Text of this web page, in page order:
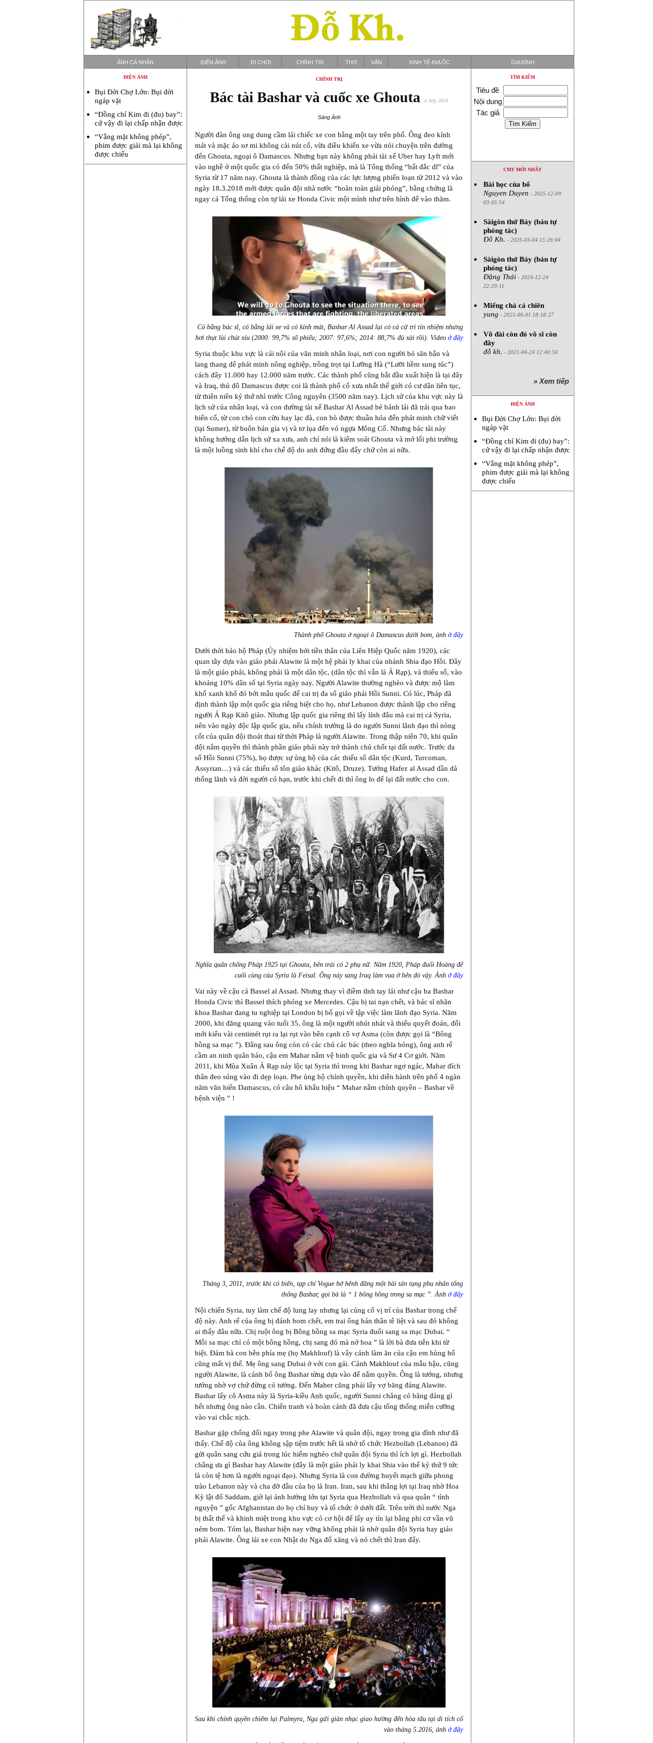
ẢNH CÁ NHÂN ĐIỆN ẢNH ĐI CHƠI CHÍNH TRỊ THƠ VĂN KINH TẾ-ĐỊA ỐC GIA ĐÌNH
ĐIỆN ẢNH
Bụi Đời Chợ Lớn: Bụi đời
ngáp vặt
“Đồng chí Kim đi (đu) bay”:
cứ vậy đi lại chấp nhận được
“Vắng mặt không phép”,
phim được giải mà lại không
được chiếu
CHÍNH TRỊ
Bác tài Bashar và cuốc xe Ghouta 4 July, 2024
Sáng Ánh
Người đàn ông ung dung cầm lái chiếc xe con bằng một tay trên phố. Ông đeo kính
mát và mặc áo sơ mi không cài nút cổ, vừa điều khiển xe vừa nói chuyện trên đường
đến Ghouta, ngoại ô Damascus. Nhưng bạn này không phải tài xế Uber hay Lyft mới
vào nghề ở một quốc gia có đến 50% thất nghiệp, mà là Tổng thống “bất đắc dĩ” của
Syria từ 17 năm nay. Ghouta là thành đồng của các lực lượng phiến loạn từ 2012 và vào
ngày 18.3.2018 mới được quân đội nhà nước “hoàn toàn giải phóng”, bằng chứng là
ngay cả Tổng thống còn tự lái xe Honda Civic một mình như trên hình để vào thăm.
Có bằng bác sĩ, có bằng lái xe và có kính mát, Bashar Al Assad lại có cả cử tri tín nhiệm nhưng
hơi thụt lùi chút xíu (2000: 99,7% số phiếu; 2007: 97,6%; 2014: 88,7% đủ xài rồi). Video ở đây
Syria thuộc khu vực là cái nôi của văn minh nhân loại, nơi con người bỏ săn bắn và
lang thang để phát minh nông nghiệp, trồng trọt tại Lưỡng Hà (“Lưỡi liềm sung túc”)
cách đây 11.000 hay 12.000 năm trước. Các thành phố cũng bắt đầu xuất hiện là tại đây
và Iraq, thủ đô Damascus được coi là thành phố cổ xưa nhất thế giới có cư dân liên tục,
từ thiên niên kỷ thứ nhì trước Công nguyên (3500 năm nay). Lịch sử của khu vực này là
lịch sử của nhân loại, và con đường tài xế Bashar Al Assad bẻ bánh lái đã trải qua bao
biến cố, từ con chó con cừu hay lạc đà, con bò được thuần hóa đến phát minh chữ viết
(tại Sumer), từ buôn bán gia vị và tơ lụa đến vó ngựa Mông Cổ. Nhưng bác tài này
không hướng dẫn lịch sử xa xưa, anh chỉ nói là kiểm soát Ghouta và mở lối phi trường
là một luồng sinh khí cho chế độ do anh đứng đầu đấy chứ còn ai nữa.
Thành phố Ghouta ở ngoại ô Damascus dưới bom, ảnh ở đây
Dưới thời bảo hộ Pháp (Ủy nhiệm bởi tiền thân của Liên Hiệp Quốc năm 1920), các
quan tây dựa vào giáo phái Alawite là một hệ phái ly khai của nhánh Shia đạo Hồi. Đây
là một giáo phái, không phải là một dân tộc, (dân tộc thì vẫn là Ả Rạp), và thiểu số, vào
khoảng 10% dân số tại Syria ngày nay. Người Alawite thường nghèo và được mộ làm
khố xanh khố đỏ bởi mẫu quốc để cai trị đa số giáo phái Hồi Sunni. Có lúc, Pháp đã
định thành lập một quốc gia riêng biệt cho họ, như Lebanon được thành lập cho riêng
người Ả Rạp Kitô giáo. Nhưng lập quốc gia riêng thì lấy lính đâu mà cai trị cả Syria,
nên vào ngày độc lập quốc gia, nếu chính trường là do người Sunni lãnh đạo thì nòng
cốt của quân đội thoát thai từ thời Pháp là người Alawite. Trong thập niên 70, khi quân
đội nắm quyền thì thành phần giáo phái này trở thành chủ chốt tại đất nước. Trước đa
số Hồi Sunni (75%), họ được sự ủng hộ của các thiểu số dân tộc (Kurd, Turcoman,
Assyrian…) và các thiểu số tôn giáo khác (Kitô, Druze). Tướng Hafez al Assad dần dà
thống lãnh và đời người có hạn, trước khi chết đi thì ông lo để lại đất nước cho con.
Nghĩa quân chống Pháp 1925 tại Ghouta, bên trái có 2 phụ nữ. Năm 1920, Pháp đuổi Hoàng đế
cuối cùng của Syria là Feisal. Ông này sang Iraq làm vua ở bên đó vậy. Ảnh ở đây
Vai này về cậu cả Bassel al Assad. Nhưng thay vì điềm tĩnh tay lái như cậu ba Bashar
Honda Civic thì Bassel thích phóng xe Mercedes. Cậu bị tai nạn chết, và bác sĩ nhãn
khoa Bashar đang tu nghiệp tại London bị bố gọi về tập việc làm lãnh đạo Syria. Năm
2000, khi đăng quang vào tuổi 35, ông là một người nhút nhát và thiếu quyết đoán, đổi
mới kiểu vài centimét rụt ra lại rụt vào bên cạnh cô vợ Asma (còn được gọi là “Bông
hồng sa mạc ”). Đằng sau ông còn có các chú các bác (theo nghĩa bóng), ông anh rể
cầm an ninh quân báo, cậu em Mahar nắm vệ binh quốc gia và Sư 4 Cơ giới. Năm
2011, khi Mùa Xuân Ả Rạp nảy lộc tại Syria thì trong khi Bashar ngơ ngác, Mahar đích
thân đeo súng vào đi dẹp loạn. Phe ủng hộ chính quyền, khi diễn hành trên phố 4 ngàn
năm văn hiến Damascus, có câu hô khẩu hiệu “ Mahar nắm chính quyền – Bashar về
bệnh viện ” !
Tháng 3, 2011, trước khi có biến, tạp chí Vogue hớ hênh đăng một bài tán tụng phu nhân tổng
thống Bashar, gọi bà là “ 1 bông hồng trong sa mạc ”. Ảnh ở đây
Nội chiến Syria, tuy làm chế độ lung lay nhưng lại củng cố vị trí của Bashar trong chế
độ này. Anh rể của ông bị đánh bom chết, em trai ông bán thân tê liệt và sau đó không
ai thấy đâu nữa. Chị ruột ông bị Bông hồng sa mạc Syria đuổi sang sa mạc Dubai. “
Mỗi sa mạc chỉ có một bông hồng, chị sang đó mà nở hoa ” là lời bà đưa tiễn khi từ
biệt. Đám bà con bên phía mẹ (họ Makhlouf) là vây cánh làm ăn của cậu em hùng hổ
cũng mất vị thế. Mẹ ông sang Dubai ở với con gái. Cánh Makhlouf của mẫu hậu, cũng
người Alawite, là cánh bố ông Bashar từng dựa vào để nắm quyền. Ông là tướng, nhưng
tướng nhờ vợ chứ đừng có tưởng. Đến Maher cũng phải lấy vợ băng đảng Alawite.
Bashar lấy cô Asma này là Syria-kiều Anh quốc, người Sunni chẳng có băng đảng gì
hết nhưng ông nào cần. Chiến tranh và hoàn cảnh đã đưa cậu tổng thống miễn cưỡng
vào vai chắc nịch.
Bashar gặp chống đối ngay trong phe Alawite và quân đội, ngay trong gia đình như đã
thấy. Chế độ của ông không sập tiệm trước hết là nhờ tổ chức Hezbollah (Lebanon) đã
gửi quân sang cứu giá trong lúc hiểm nghèo chứ quân đội Syria thì ích lợi gì. Hezbollah
chẳng ưa gì Bashar hay Alawite (đây là một giáo phái ly khai Shia vào thế kỷ thứ 9 tức
là còn tệ hơn là người ngoại đạo). Nhưng Syria là con đường huyết mạch giữa phong
trào Lebanon này và cha đỡ đầu của họ là Iran. Iran, sau khi thắng lợi tại Iraq nhờ Hoa
Kỳ lật đổ Saddam, giờ lại ảnh hưởng lớn tại Syria qua Hezbollah và qua quân “ tình
nguyện ” gốc Afghanistan do họ chỉ huy và tổ chức ở dưới đất. Trên trời thì nước Nga
bị thất thế và khinh miệt trong khu vực có cơ hội để lấy uy tín lại bằng phi cơ vần vũ
ném bom. Tóm lại, Bashar hiện nay vững không phải là nhờ quân đội Syria hay giáo
phái Alawite. Ông lái xe con Nhật do Nga đổ xăng và nó chết thì Iran đẩy.
Sau khi chính quyền chiếm lại Palmyra, Nga gửi giàn nhạc giao hưởng đến hòa tấu tại di tích cổ
vào tháng 5.2016, ảnh ở đây
TÌM KIẾM
Tiêu đề
Nội dung
Tác giả
CMT MỚI NHẤT
Bài học của bố
Nguyen Duyen - 2025-12-09
03:05:54
Sàigòn thứ Bảy (bản tự
phóng tác)
Đỗ Kh. - 2025-03-04 15:26:04
Sàigòn thứ Bảy (bản tự
phóng tác)
Đặng Thái - 2024-12-24
22:29:11
Miếng chả cá chiên
yung - 2021-06-01 18:18:27
Võ đài còn đó võ sĩ còn
đây
đỗ kh. - 2021-04-24 12:40:56
» Xem tiếp
ĐIỆN ẢNH
Bụi Đời Chợ Lớn: Bụi đời
ngáp vặt
“Đồng chí Kim đi (đu) bay”:
cứ vậy đi lại chấp nhận được
“Vắng mặt không phép”,
phim được giải mà lại không
được chiếu